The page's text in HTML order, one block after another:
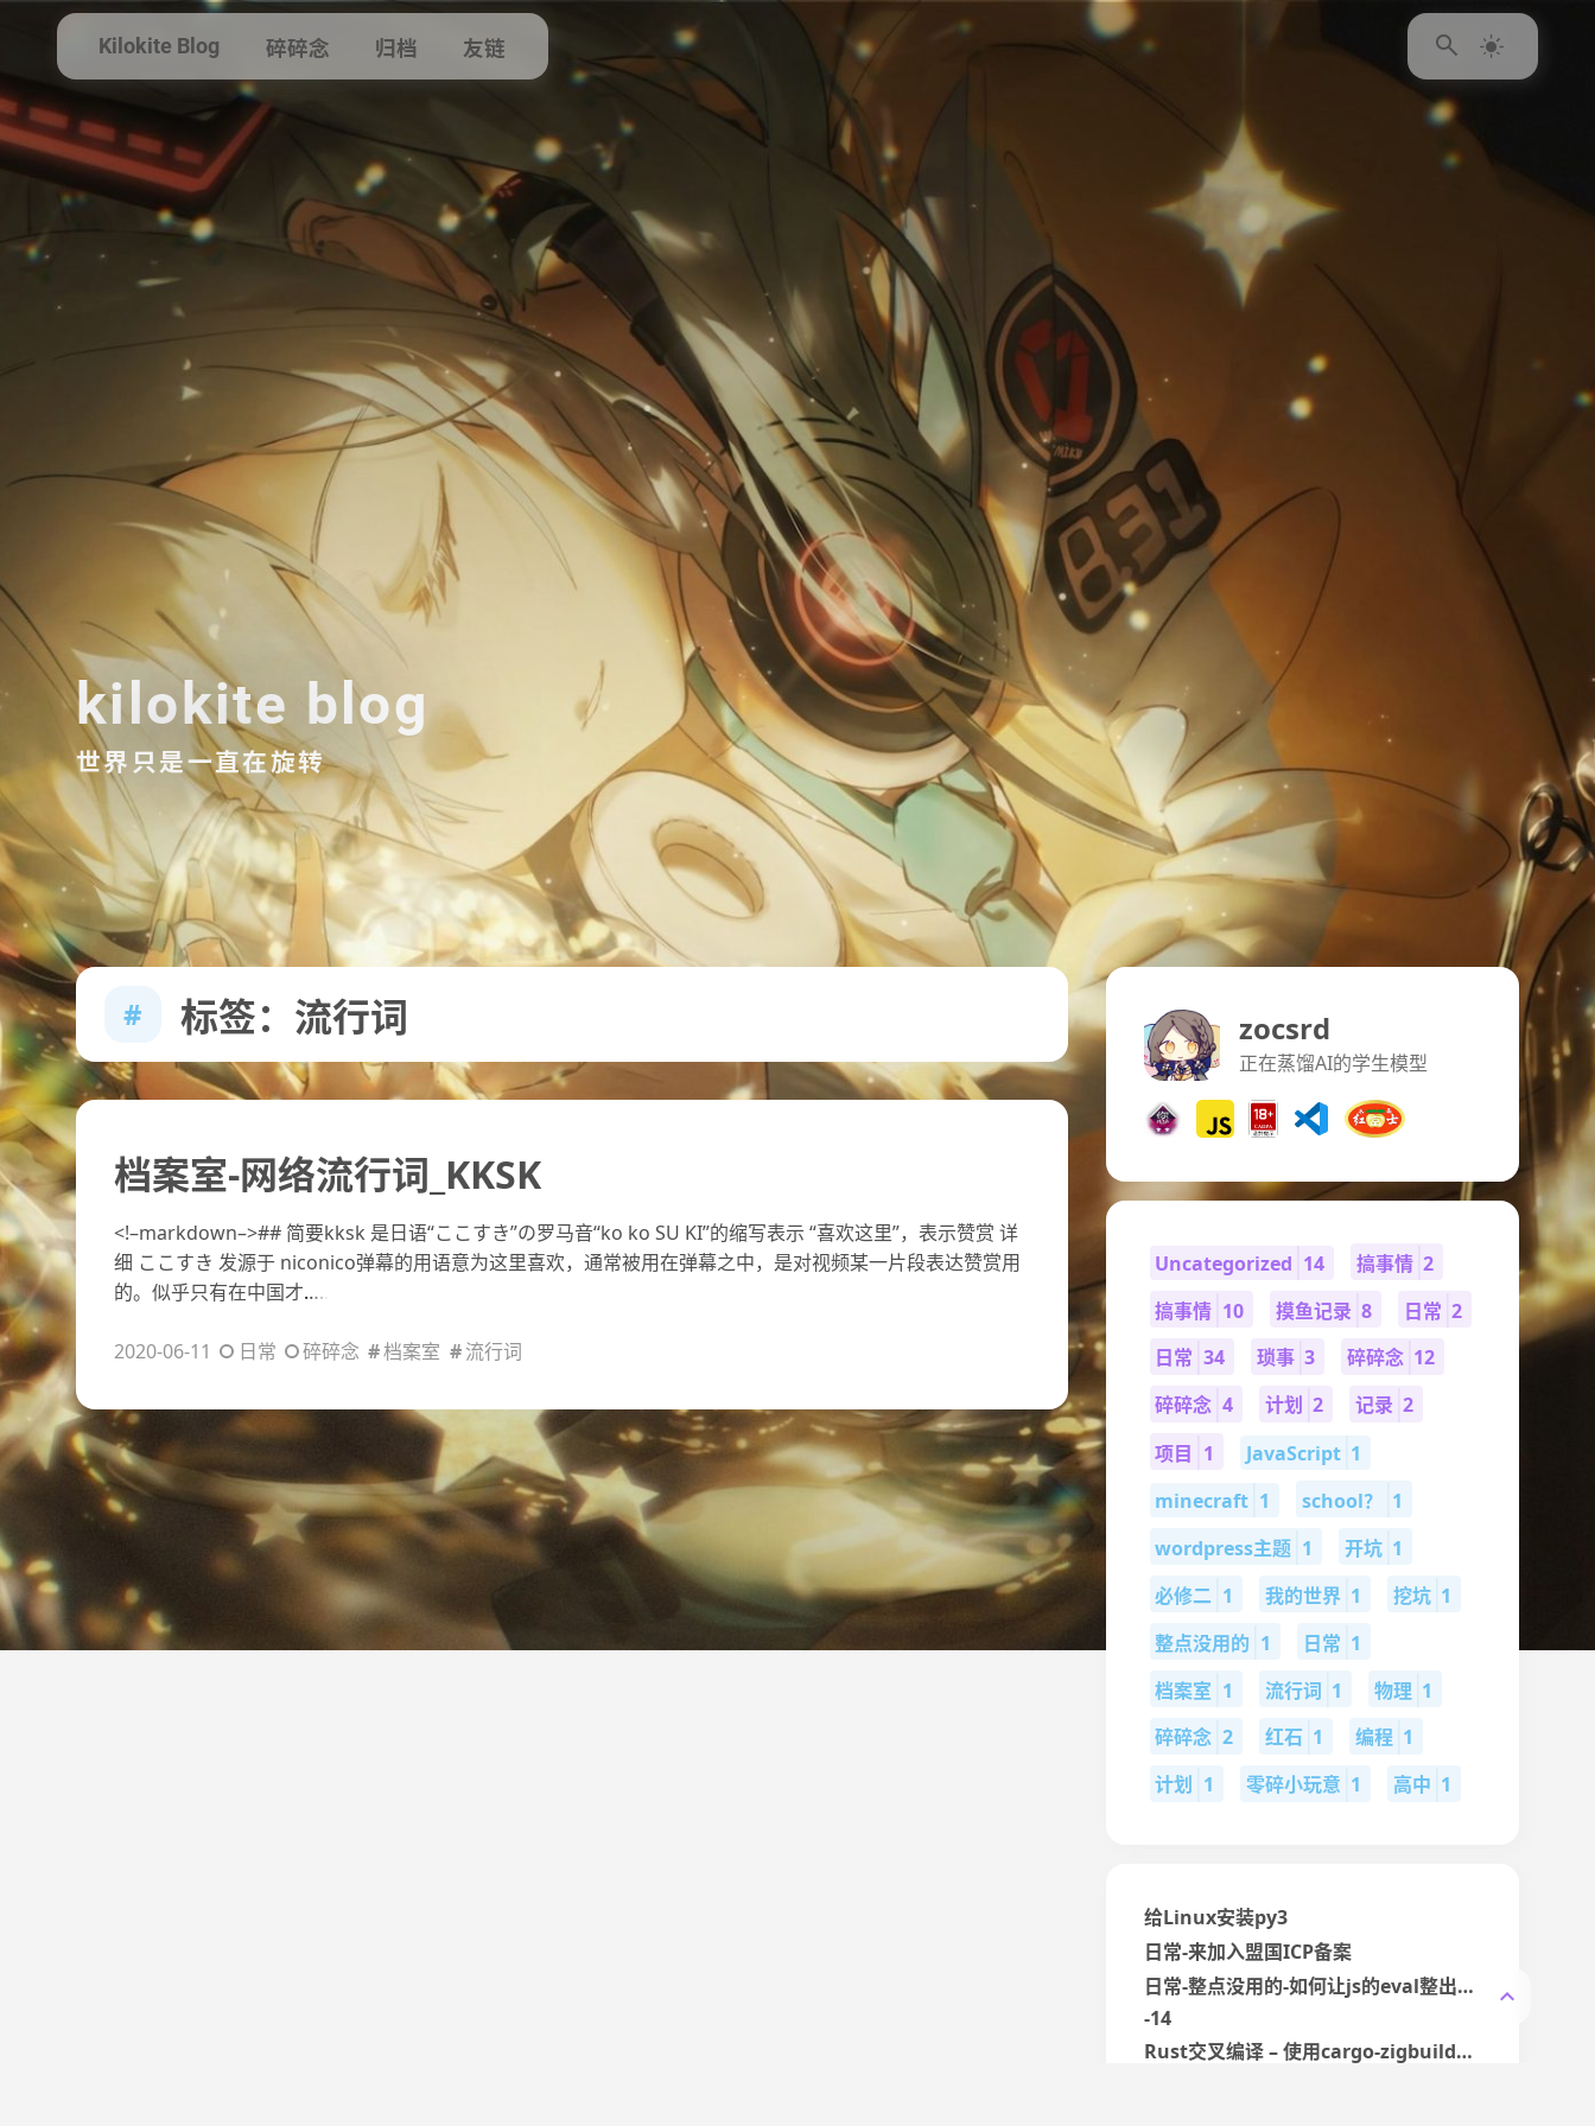
Kilokite Blog 碎碎念 归档 友链
kilokite blog
世界只是一直在旋转
标签：流行词
档案室-网络流行词_KKSK
<!–markdown–>## 简要kksk 是日语“ここすき”の罗马音“ko ko SU KI”的缩写表示 “喜欢这里”，表示赞赏 详
细 ここすき 发源于 niconico弹幕的用语意为这里喜欢，通常被用在弹幕之中，是对视频某一片段表达赞赏用
的。似乎只有在中国才…..
2020-06-11 日常 碎碎念 档案室 流行词
zocsrd
正在蒸馏AI的学生模型
Uncategorized 14 搞事情 2
搞事情 10 摸鱼记录 8 日常 2
日常 34 琐事 3 碎碎念 12
碎碎念 4 计划 2 记录 2
项目 1 JavaScript 1
minecraft 1 school？
1
wordpress主题 1 开坑 1
必修二 1 我的世界 1 挖坑 1
整点没用的 1 日常 1
档案室 1 流行词 1 物理 1
碎碎念 2 红石 1 编程 1
计划 1 零碎小玩意 1 高中 1
给Linux安装py3
日常-来加入盟国ICP备案
日常-整点没用的-如何让js的eval整出来返回值
-14
Rust交叉编译 – 使用cargo-zigbuild轻松完成 , zig作为链接器